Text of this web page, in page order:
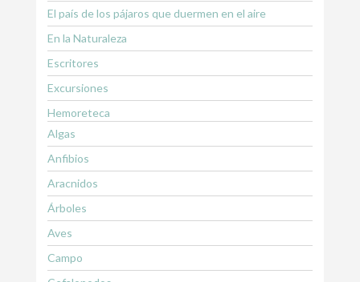
El país de los pájaros que duermen en el aire
En la Naturaleza
Escritores
Excursiones
Hemoreteca
Algas
Anfibios
Aracnidos
Árboles
Aves
Campo